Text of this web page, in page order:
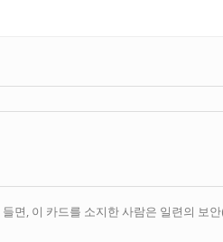
면, 이 카드를 소지한 사람은 일련의 보